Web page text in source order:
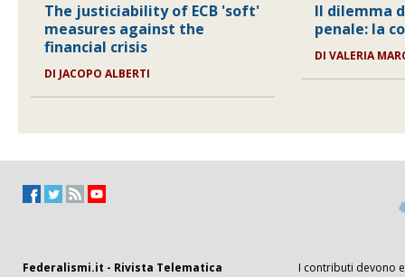
The justiciability of ECB 'soft'
measures against the
financial crisis
DI JACOPO ALBERTI
Il dilemma
penale: la
DIVALERIA
Federalismi.it - Rivista Telematica
I contributi devono